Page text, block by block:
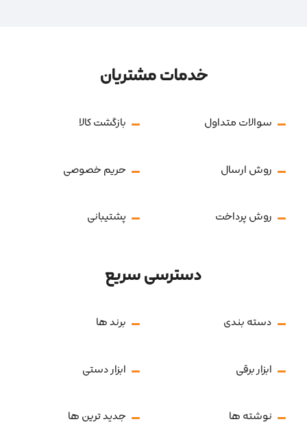
خدمات مشتریان
سوالات متداول بازگشت کالا
روش ارسال حریم خصوصی
روش پرداخت پشتیبانی
دسترسی سریع
دسته بندی برند ها
ابزار برقی ابزار دستی
نوشته ها جدید ترین ها